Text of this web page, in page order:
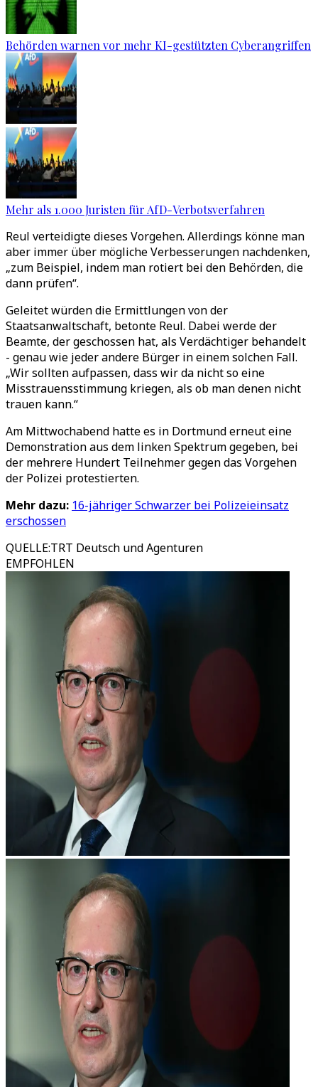
Behörden warnen vor mehr KI-gestützten Cyberangriffen
Mehr als 1.000 Juristen für AfD-Verbotsverfahren
Reul verteidigte dieses Vorgehen. Allerdings könne man
aber immer über mögliche Verbesserungen nachdenken,
„zum Beispiel, indem man rotiert bei den Behörden, die
dann prüfen“.
Geleitet würden die Ermittlungen von der
Staatsanwaltschaft, betonte Reul. Dabei werde der
Beamte, der geschossen hat, als Verdächtiger behandelt
- genau wie jeder andere Bürger in einem solchen Fall.
„Wir sollten aufpassen, dass wir da nicht so eine
Misstrauensstimmung kriegen, als ob man denen nicht
trauen kann.“
Am Mittwochabend hatte es in Dortmund erneut eine
Demonstration aus dem linken Spektrum gegeben, bei
der mehrere Hundert Teilnehmer gegen das Vorgehen
der Polizei protestierten.
Mehr dazu: 16-jähriger Schwarzer bei Polizeieinsatz
erschossen
QUELLE:TRT Deutsch und Agenturen
EMPFOHLEN